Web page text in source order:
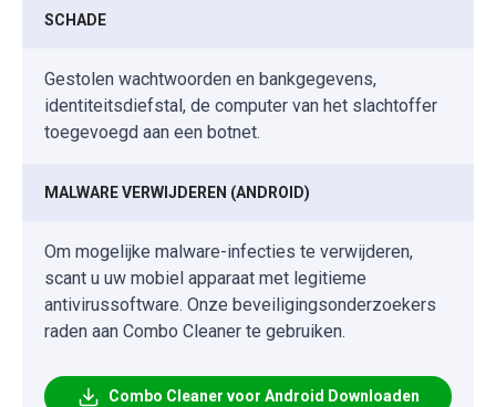
SCHADE
Gestolen wachtwoorden en bankgegevens,
identiteitsdiefstal, de computer van het slachtoffer
toegevoegd aan een botnet.
MALWARE VERWIJDEREN (ANDROID)
Om mogelijke malware-infecties te verwijderen,
scant u uw mobiel apparaat met legitieme
antivirussoftware. Onze beveiligingsonderzoekers
raden aan Combo Cleaner te gebruiken.
Combo Cleaner voor Android Downloaden